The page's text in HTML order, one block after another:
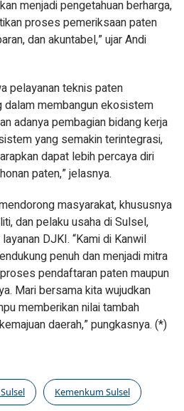
menjadi pengetahuan berharga,
proses pemeriksaan paten
dan akuntabel,” ujar Andi
pelayanan teknis paten
dalam membangun ekosistem
adanya pembagian bidang kerja
yang semakin terintegrasi,
dapat lebih percaya diri
paten,” jelasnya.
masyarakat, khususnya
dan pelaku usaha di Sulsel,
DJKI. “Kami di Kanwil
penuh dan menjadi mitra
pendaftaran paten maupun
Mari bersama kita wujudkan
memberikan nilai tambah
daerah,” pungkasnya. (*)
Kemenkum Sulsel